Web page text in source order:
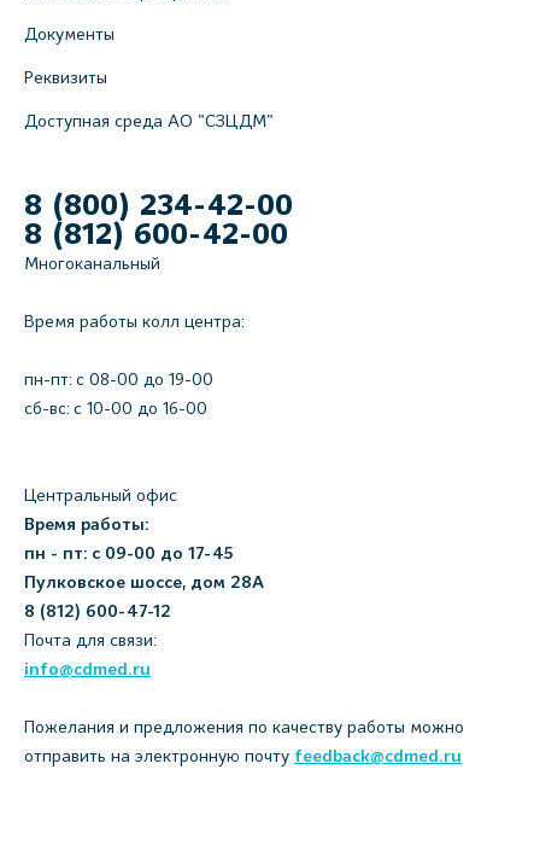
Документы
Реквизиты
Доступная среда АО "СЗЦДМ"
8 (800) 234-42-00
8 (812) 600-42-00
Многоканальный
Время работы колл центра:
пн-пт: c 08-00 до 19-00
сб-вс: с 10-00 до 16-00
Центральный офис
Время работы:
пн - пт: с 09-00 до 17-45
Пулковское шоссе, дом 28А
8 (812) 600-47-12
Почта для связи:
info@cdmed.ru
Пожелания и предложения по качеству работы можно
отправить на электронную почту feedback@cdmed.ru